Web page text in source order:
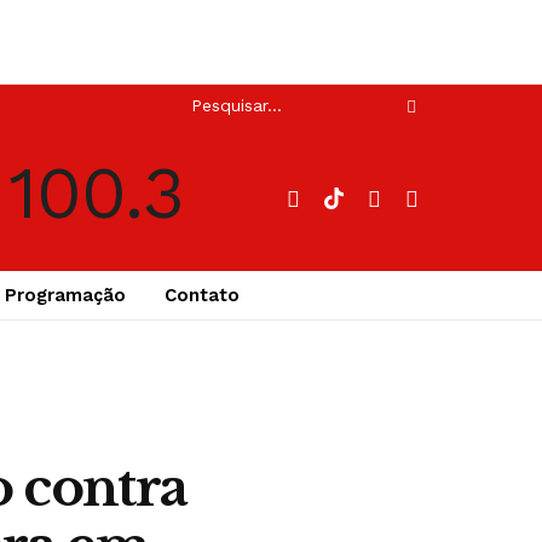
Programação Contato
contra